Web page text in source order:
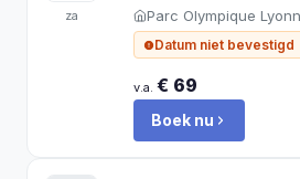
za Parc Olympique
Datum niet bevestigd
v.a. € 69
Boek nu